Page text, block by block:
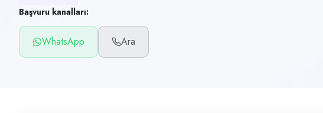
Çalışma şekli
Tam Zamanlı
Yayın tarihi
8 Temmuz 2026
Başvuru kanalları:
WhatsApp Ara